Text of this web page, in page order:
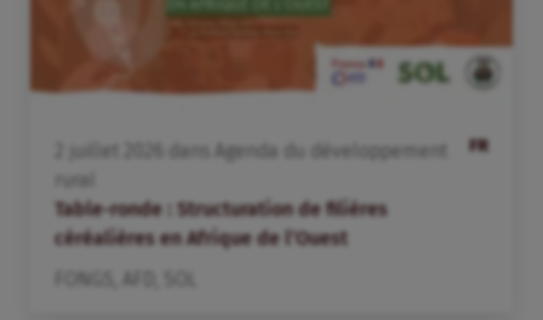
FR
juillet dans
Agenda du développement
rural
Table-ronde : Structuration de filières
céréalières en Afrique de l’Ouest